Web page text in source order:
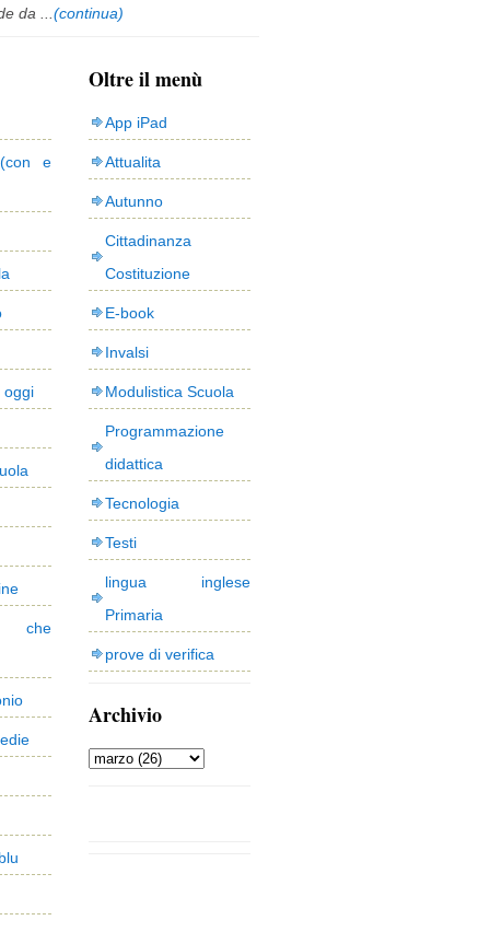
da ... (continua)
e
oggi
che
Oltre il menù
App iPad
Attualita
Autunno
Cittadinanza
Costituzione
E-book
Invalsi
Modulistica Scuola
Programmazione
didattica
Tecnologia
Testi
lingua inglese
Primaria
prove di verifica
Archivio